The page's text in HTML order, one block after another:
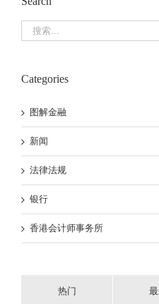
Categories
图解金融
新闻
法律法规
银行
香港会计师事务所
热门